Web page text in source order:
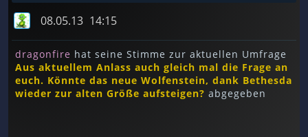
08.05.13 14:15
dragonfire hat seine Stimme zur aktuellen Umfrage
Aus aktuellem Anlass auch gleich mal die Frage an
euch. Könnte das neue Wolfenstein, dank Bethesda
wieder zur alten Größe aufsteigen? abgegeben